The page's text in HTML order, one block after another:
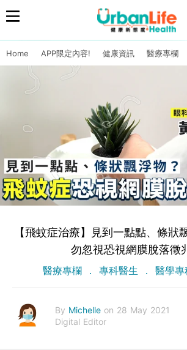
Home APP限定內容! 健康資訊 醫療專欄
【飛蚊症治療】見到一點點、條狀
勿忽視恐視網膜脫落徵
醫療專欄 專科醫生 醫學專
By Michelle on 28 May 2021
Digital Editor